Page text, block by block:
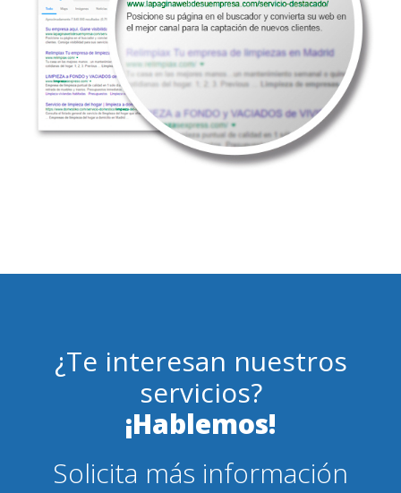
¿Te interesan nuestros
servicios?
¡Hablemos!
Solicita más información